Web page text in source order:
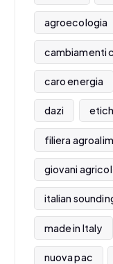
agroecologia
cambiamenti
caro energia
dazi
filiera
giovani
italian
made in Italy
nuova pac